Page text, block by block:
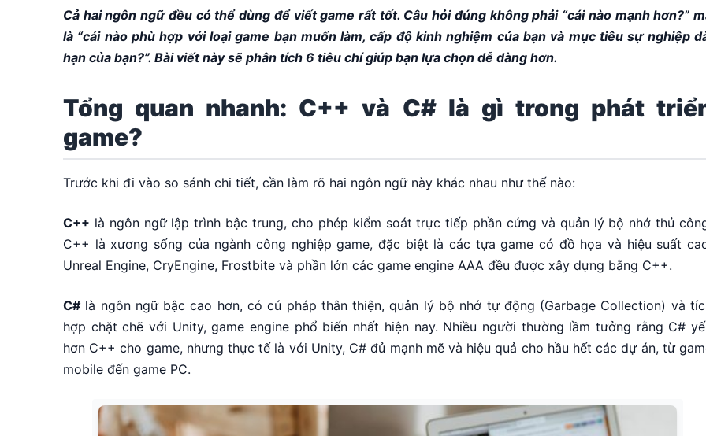
Cả hai ngôn ngữ đều có thể dùng để viết game rất tốt. Câu hỏi đúng không phải “cái nào mạnh hơn?”
là “cái nào phù hợp với loại game bạn muốn làm, cấp độ kinh nghiệm của bạn và mục tiêu sự nghiệp
hạn của bạn?”. Bài viết này sẽ phân tích 6 tiêu chí giúp bạn lựa chọn dễ dàng hơn.
Tổng quan nhanh: C++ và C# là gì trong phát
game?
Trước khi đi vào so sánh chi tiết, cần làm rõ hai ngôn ngữ này khác nhau như thế nào:
C++ là ngôn ngữ lập trình bậc trung, cho phép kiểm soát trực tiếp phần cứng và quản lý bộ nhớ thủ
C++ là xương sống của ngành công nghiệp game, đặc biệt là các tựa game có đồ họa và hiệu suất
Unreal Engine, CryEngine, Frostbite và phần lớn các game engine AAA đều được xây dựng bằng C++.
C#là ngôn ngữ bậc cao hơn, có cú pháp thân thiện, quản lý bộ nhớ tự động (Garbage Collection) và
hợp chặt chẽ với Unity, game engine phổ biến nhất hiện nay. Nhiều người thường lầm tưởng rằng C#
hơn C++ cho game, nhưng thực tế là với Unity, C# đủ mạnh mẽ và hiệu quả cho hầu hết các dự án, từ
mobile đến game PC.